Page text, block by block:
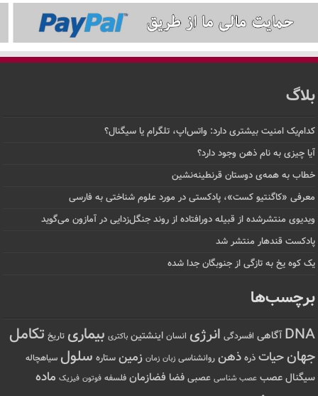
بلاگ
کدام‌یک امنیت بیشتری دارد: واتس‌اپ، تلگرام یا سیگنال؟
آیا چیزی به نام ذهن وجود دارد؟
خطاب به همه‌ی دوستان قرنطینه‌نشین
معرفی «کاگنتیو کست»، پادکستی در مورد علوم شناختی به فارسی
ویدیوی منتشرشده از قبیله دورافتاده‌ از روند جنگل‌زدایی در آمازون می‌گوید
پادکست قندهار منتشر شد
یک کوه یخ به تازگی از جنوبگان جدا شده
برچسب‌ها
DNA آگاهی افسردگی انرژی انسان اینشتین باکتری بیماری تاریخ تکامل
جهانحیات ذره ذهن روانشناسی زبان زمان زمین ستاره سلول سیاهچاله
سیگنال عصب عصب شناسی عصبی فضا فضازمان فلسفه فوتون فیزیک ماده